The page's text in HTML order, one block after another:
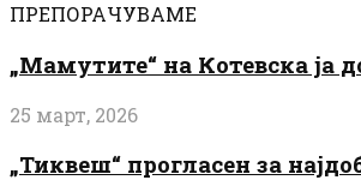
ПРЕПОРАЧУВАМЕ
„Мамутите“ на Котевска ја
25 март, 2026
„Тиквеш“ прогласен за